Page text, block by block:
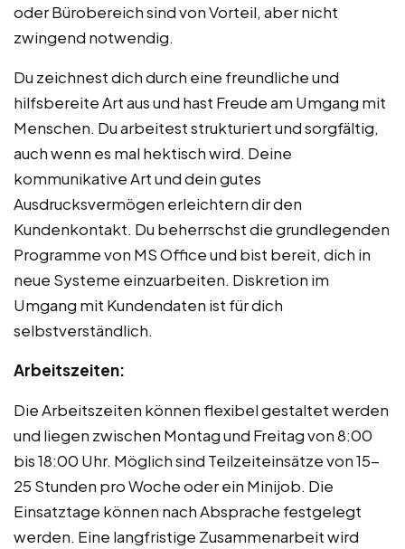
oder Bürobereich sind von Vorteil, aber nicht
zwingend notwendig.
Du zeichnest dich durch eine freundliche und
hilfsbereite Art aus und hast Freude am Umgang mit
Menschen. Du arbeitest strukturiert und sorgfältig,
auch wenn es mal hektisch wird. Deine
kommunikative Art und dein gutes
Ausdrucksvermögen erleichtern dir den
Kundenkontakt. Du beherrschst die grundlegenden
Programme von MS Office und bist bereit, dich in
neue Systeme einzuarbeiten. Diskretion im
Umgang mit Kundendaten ist für dich
selbstverständlich.
Arbeitszeiten:
Die Arbeitszeiten können flexibel gestaltet werden
und liegen zwischen Montag und Freitag von 8:00
bis 18:00 Uhr. Möglich sind Teilzeiteinsätze von 15-
25 Stunden pro Woche oder ein Minijob. Die
Einsatztage können nach Absprache festgelegt
werden. Eine langfristige Zusammenarbeit wird